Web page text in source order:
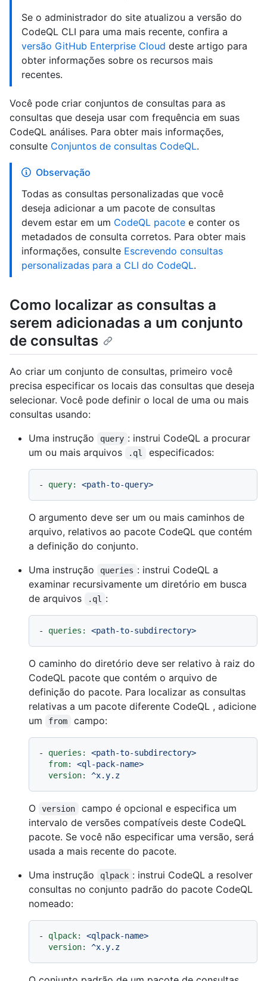
Se o administrador do site atualizou a versão do
CodeQL CLI para uma mais recente, confira a
versão GitHub Enterprise Cloud deste artigo para
obter informações sobre os recursos mais
recentes.
Você pode criar conjuntos de consultas para as
consultas que deseja usar com frequência em suas
CodeQL análises. Para obter mais informações,
consulte Conjuntos de consultas CodeQL.
Observação
Todas as consultas personalizadas que você
deseja adicionar a um pacote de consultas
devem estar em um CodeQL pacote e conter os
metadados de consulta corretos. Para obter mais
informações, consulte Escrevendo consultas
personalizadas para a CLI do CodeQL.
Como localizar as consultas a
serem adicionadas a um conjunto
de consultas
Ao criar um conjunto de consultas, primeiro você
precisa especificar os locais das consultas que deseja
selecionar. Você pode definir o local de uma ou mais
consultas usando:
Uma instrução
query : instrui CodeQL a procurar
um ou mais arquivos
.ql especificados:
- query: <path-to-query>
O argumento deve ser um ou mais caminhos de
arquivo, relativos ao pacote CodeQL que contém
a definição do conjunto.
Uma instrução
queries : instrui CodeQL a
examinar recursivamente um diretório em busca
de arquivos
.ql :
- queries: <path-to-subdirectory>
O caminho do diretório deve ser relativo à raiz do
CodeQL pacote que contém o arquivo de
definição do pacote. Para localizar as consultas
relativas a um pacote diferente CodeQL , adicione
um
from campo:
- queries:
<path-to-subdirectory>
from:
<ql-pack-name>
version:
^x.y.z
O version
campo é opcional e especifica um
intervalo de versões compatíveis deste CodeQL
pacote. Se você não especificar uma versão, será
usada a mais recente do pacote.
Uma instrução
qlpack : instrui CodeQL a resolver
consultas no conjunto padrão do pacote CodeQL
nomeado:
- qlpack:
<qlpack-name>
version:
^x.y.z